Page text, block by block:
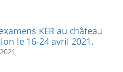
KER au château
le 16-24 avril 2021.